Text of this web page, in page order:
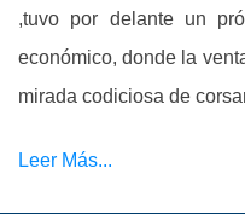
,tuvo por delante un
económico, donde la
mirada codiciosa de
Leer Más...